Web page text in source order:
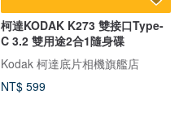
柯達KODAK K273 雙接口Type-
C 3.2 雙用途2合1隨身碟
Kodak 柯達底片相機旗艦店
NT$ 599